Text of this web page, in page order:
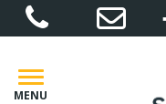
Gestion des traceurs
MENU